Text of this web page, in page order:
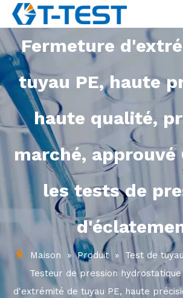
Fermeture
tuyau PE, haute
haute qualité,
marché, approuvé
les tests de
Maison » Produit » Test de
Testeur de pression hydrostatique
d'extrémité de tuyau PE, haute